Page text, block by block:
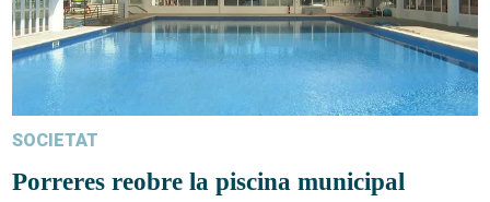
SOCIETAT
Porreres reobre la piscina municipal